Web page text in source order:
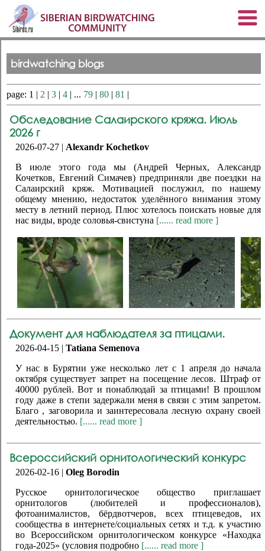
birdwatching blogs
page: 1 | 2 | 3 | 4 | ... 79 | 80 | 81 |
Обследование Салаирского кряжа. Июль
2026 г
2026-07-27 | Alexandr Kochetkov
В июле этого года мы (Андрей Черных, Александр
Кочетков, Евгений Симачев) предприняли две поездки на
Салаирский кряж. Мотивацией послужил, по нашему
общему мнению, недостаток уделённого внимания этому
месту в летний период. Плюс хотелось поискать новые для
нас виды, вроде соловья-свистуна [...... read more ]
Документ для наблюдателя за птицами.
2026-04-15 | Tatiana Semenova
У нас в Бурятии уже несколько лет с 1 апреля до начала
октября существует запрет на посещение лесов. Штраф от
40000 рублей. Вот и понаблюдай за птицами! В прошлом
году даже в степи задержали меня в связи с этим запретом.
Благо , заговорила и заинтересовала лесную охрану своей
деятельностью. [...... read more ]
Всероссийский орнитологический конкурс
2026-02-16 | Oleg Borodin
Русское орнитологическое общество приглашает
орнитологов (любителей и профессионалов),
фотоанималистов, бёрдвотчеров, всех птицеведов, их
сообщества в интернете/социальных сетях и т.д. к участию
во Всероссийском орнитологическом конкурсе «Находка
года-2025» (условия подробно [...... read more ]